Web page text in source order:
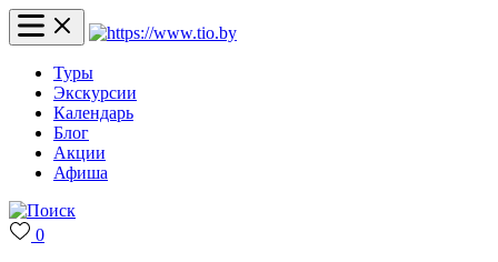
Туры
Экскурсии
Календарь
Блог
Акции
Афиша
0